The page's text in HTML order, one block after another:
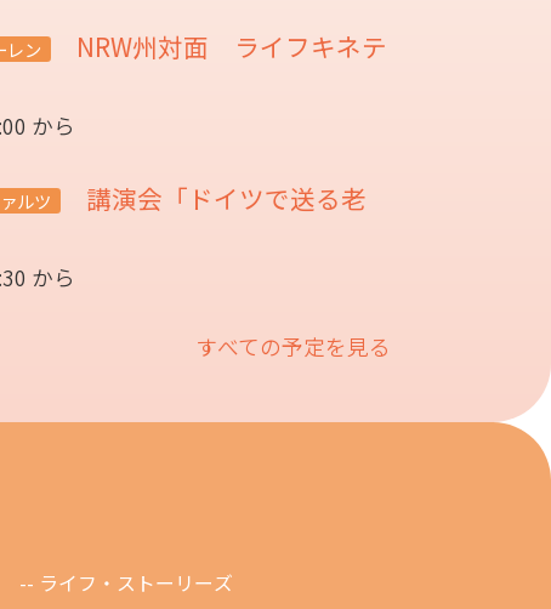
レン
NRW州対面 ライフキネテ
から
ルツ
講演会「ドイツで送る老
から
すべての予定を見る
ライフ・ストーリーズ